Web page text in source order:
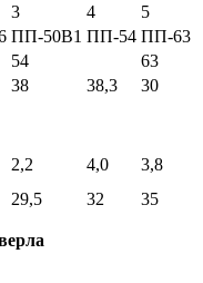
3 4
5
ПП-50В1 ПП-54 ПП-63
54
63
38 38,3
30
2,2 4,0
3,8
29,5 32 35